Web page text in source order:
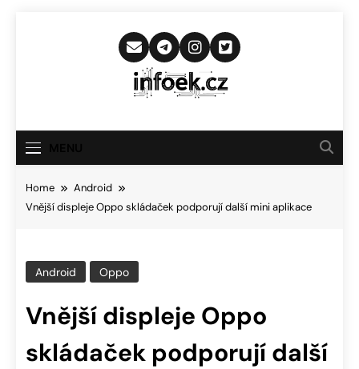
Infoek.cz
Novinkám
Home
Android
Vnější displeje Oppo skládaček podporují další mini aplikace
Android Oppo
Vnější displeje Oppo
skládaček podporují další